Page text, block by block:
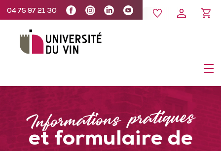
04 75 97 21 30
Informations pratiques
et formulaire de